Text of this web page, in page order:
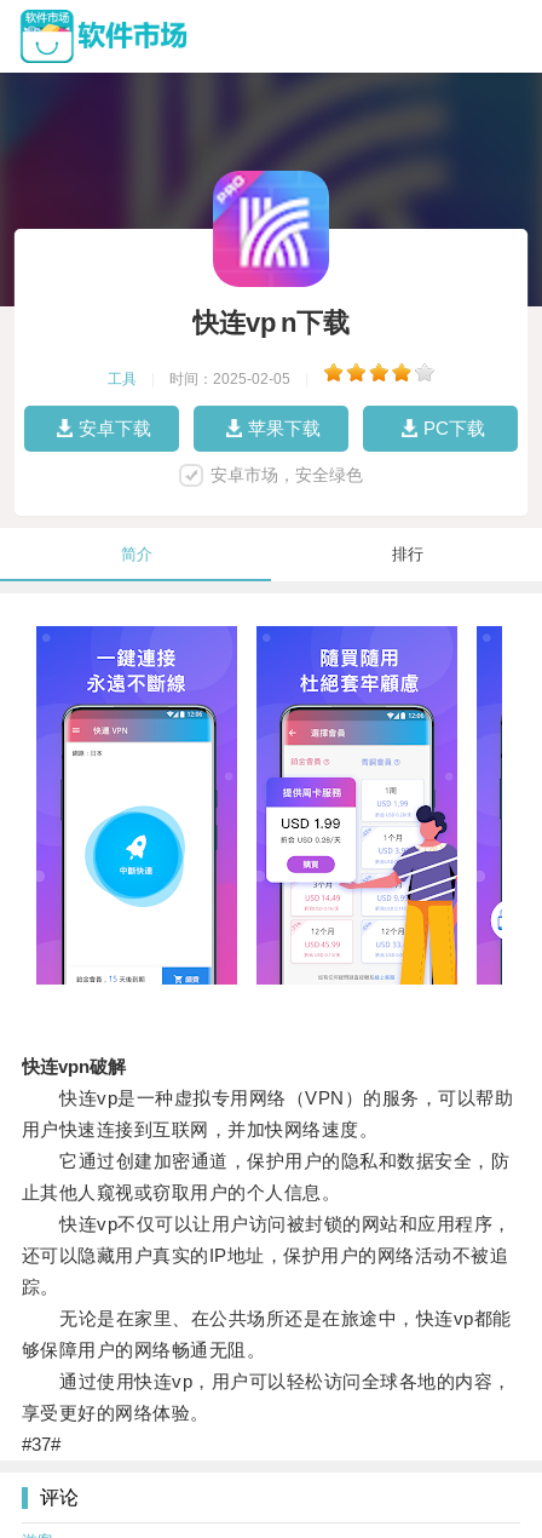
快连vp n下载
工具 时间：2025-02-05
安卓下载 苹果下载 PC下载
安卓市场，安全绿色
简介 排行
快连vpn破解
快连vp是一种虚拟专用网络（VPN）的服务，可以帮助
用户快速连接到互联网，并加快网络速度。
它通过创建加密通道，保护用户的隐私和数据安全，防
止其他人窥视或窃取用户的个人信息。
快连vp不仅可以让用户访问被封锁的网站和应用程序，
还可以隐藏用户真实的IP地址，保护用户的网络活动不被追
踪。
无论是在家里、在公共场所还是在旅途中，快连vp都能
够保障用户的网络畅通无阻。
通过使用快连vp，用户可以轻松访问全球各地的内容，
享受更好的网络体验。
#37#
评论